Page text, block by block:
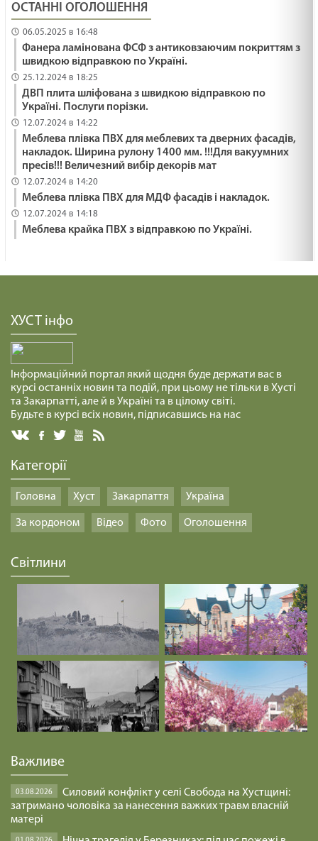
ОСТАННІ ОГОЛОШЕННЯ
06.05.2025 в 16:48
Фанера ламінована ФСФ з антиковзаючим покриттям з
швидкою відправкою по Україні.
25.12.2024 в 18:25
ДВП плита шліфована з швидкою відправкою по
Україні. Послуги порізки.
12.07.2024 в 14:22
Меблева плівка ПВХ для меблевих та дверних фасадів,
накладок. Ширина рулону 1400 мм. !!!Для вакуумних
пресів!!! Величезний вибір декорів мат
12.07.2024 в 14:20
Меблева плівка ПВХ для МДФ фасадів і накладок.
12.07.2024 в 14:18
Меблева крайка ПВХ з відправкою по Україні.
ХУСТ інфо
Інформаційний портал який щодня буде держати вас в
курсі останніх новин та подій, при цьому не тільки в Хусті
та Закарпатті, але й в Україні та в цілому світі.
Будьте в курсі всіх новин, підписавшись на нас
Категорії
Головна Хуст Закарпаття Україна
За кордоном Відео Фото Оголошення
Світлини
Важливе
03.08.2026
Силовий конфлікт у селі Свобода на Хустщині:
затримано чоловіка за нанесення важких травм власній
матері